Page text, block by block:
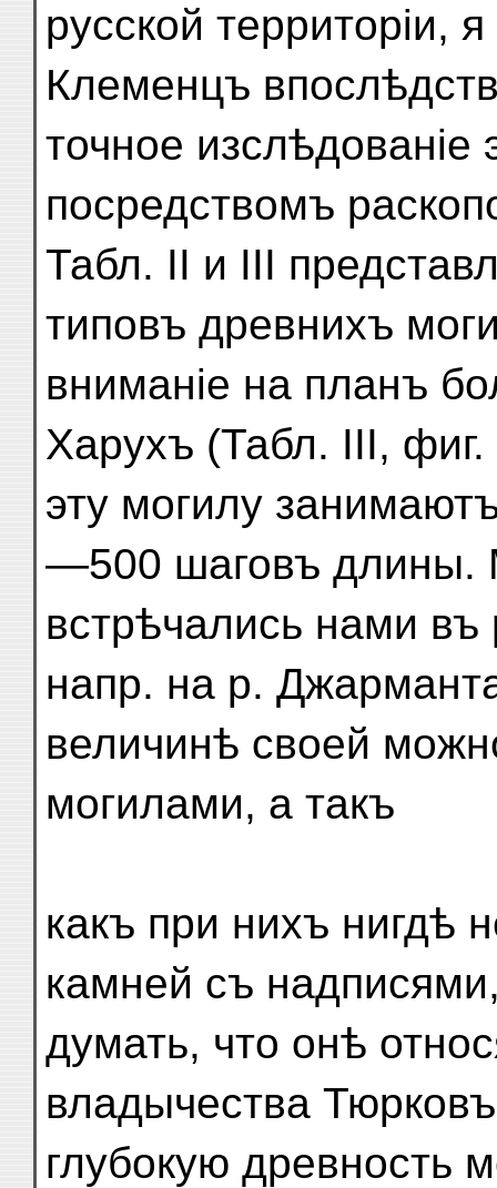
русской территоріи,
Клеменцъ
точное изслѣдованіе
посредствомъ
Табл. II и III
типовъ древнихъ
вниманіе на планъ
Харухъ (Табл. III,
эту могилу
—500 шаговъ длины.
встрѣчались нами
напр. на р.
величинѣ своей
могилами, а такъ
какъ при нихъ нигдѣ
камней съ
думать, что онѣ
владычества
глубокую древность